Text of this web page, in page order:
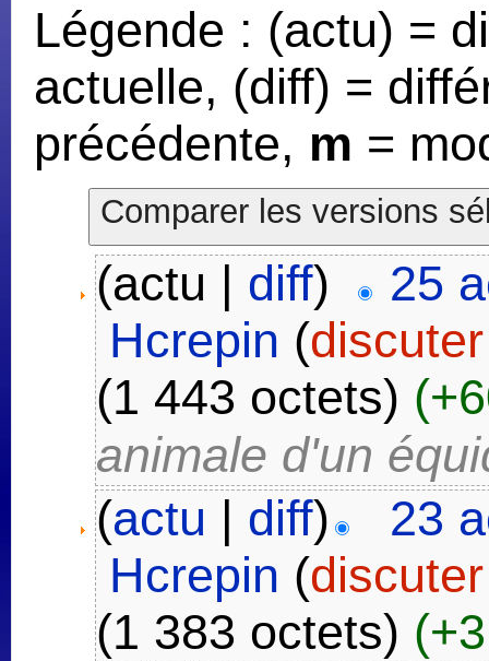
Légende : (actu) =
actuelle, (diff) =
précédente, m =
(actu | diff)
25
Hcrepin (discuter
(1 443 octets)
animale d'un
(actu | diff)
23
Hcrepin (discuter
(1 383 octets)